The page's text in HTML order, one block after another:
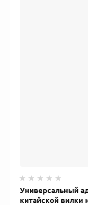
Универсальный
китайской вилки